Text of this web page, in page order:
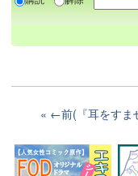
←前(『耳をすま